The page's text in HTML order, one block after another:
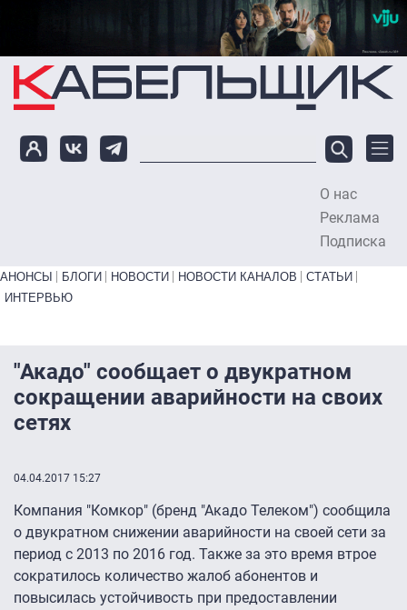
Перейти к основному содержанию
О нас
Реклама
Подписка
Primary links bottom
АНОНСЫ БЛОГИ НОВОСТИ НОВОСТИ КАНАЛОВ
СТАТЬИ
ИНТЕРВЬЮ
"Акадо" сообщает о двукратном
сокращении аварийности на своих
сетях
04.04.2017 15:27
Компания "Комкор" (бренд "Акадо Телеком") сообщила
о двукратном снижении аварийности на своей сети за
период с 2013 по 2016 год. Также за это время втрое
сократилось количество жалоб абонентов и
повысилась устойчивость при предоставлении